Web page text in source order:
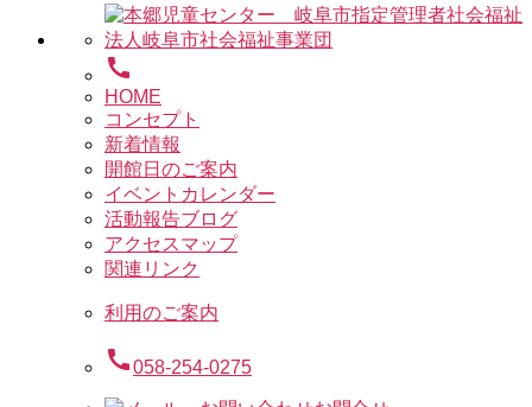
call
HOME
コンセプト
新着情報
開館日のご案内
イベントカレンダー
活動報告ブログ
アクセスマップ
関連リンク
利用のご案内
call058-254-0275